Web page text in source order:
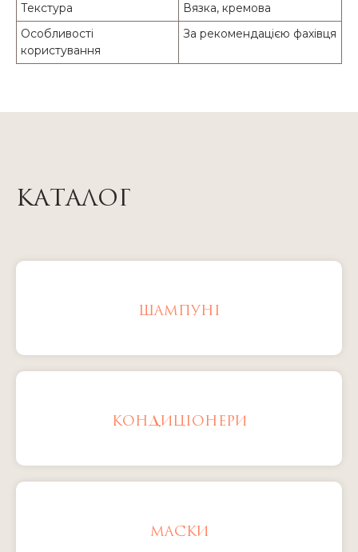
Текстура
Вязка, кремова
Особливості
користування
За рекомендацією фахівця
КАТАЛОГ
ШАМПУНІ
КОНДИЦІОНЕРИ
МАСКИ